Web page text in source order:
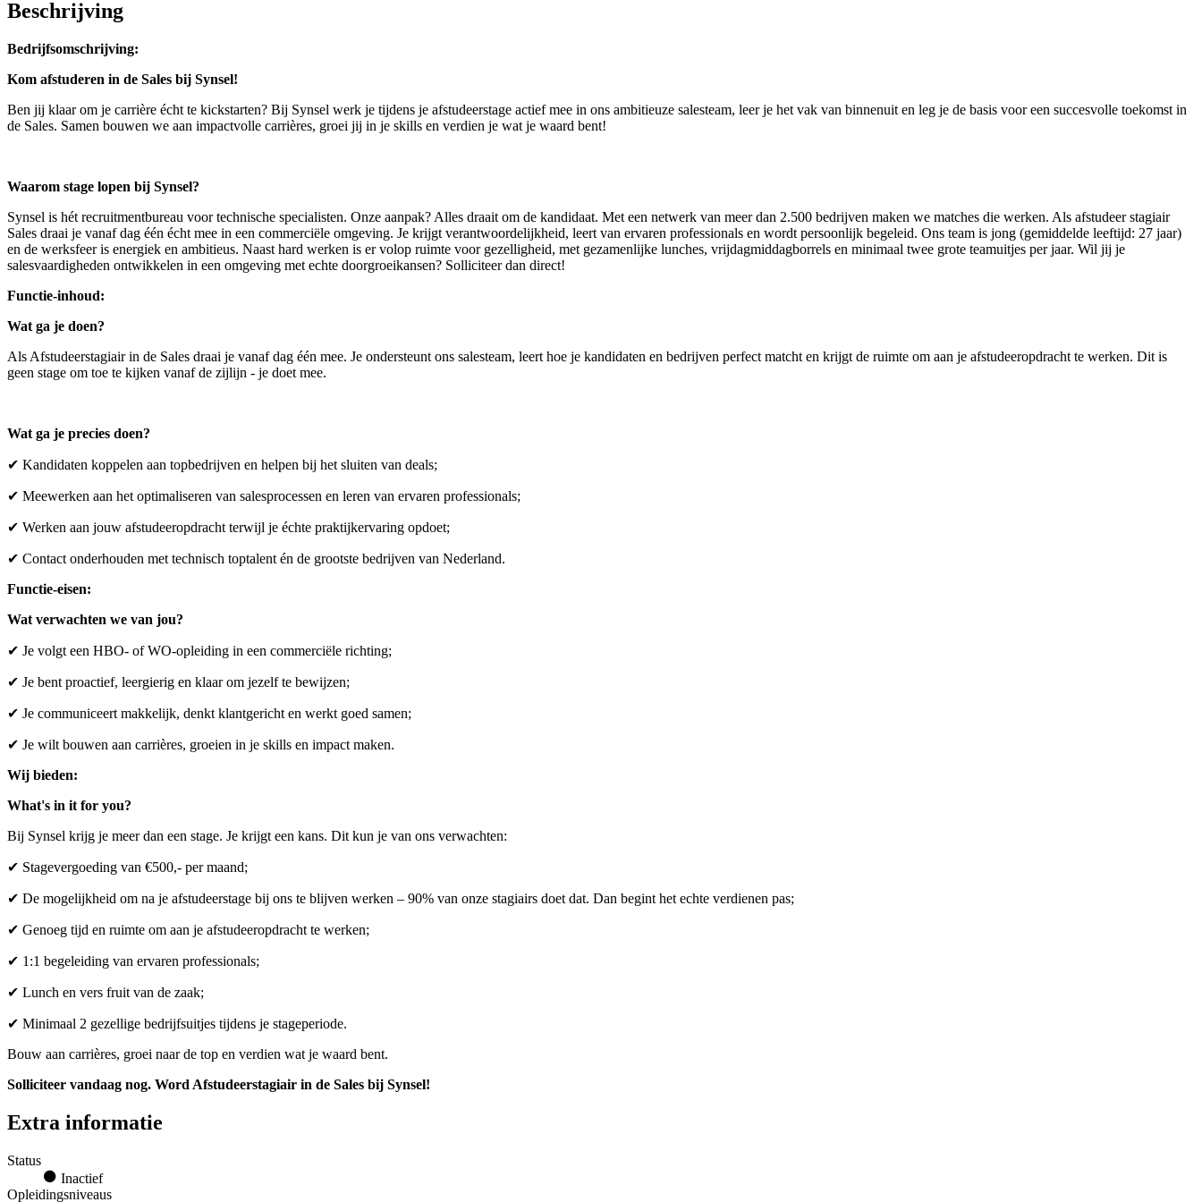
Beschrijving
Bedrijfsomschrijving:
Kom afstuderen in de Sales bij Synsel!
Ben jij klaar om je carrière écht te kickstarten? Bij Synsel werk je tijdens je afstudeerstage actief mee in ons ambitieuze salesteam, leer je het vak van binnenuit en leg je de basis voor een succesvolle toekomst in
de Sales. Samen bouwen we aan impactvolle carrières, groei jij in je skills en verdien je wat je waard bent!
Waarom stage lopen bij Synsel?
Synsel is hét recruitmentbureau voor technische specialisten. Onze aanpak? Alles draait om de kandidaat. Met een netwerk van meer dan 2.500 bedrijven maken we matches die werken. Als afstudeer stagiair
Sales draai je vanaf dag één écht mee in een commerciële omgeving. Je krijgt verantwoordelijkheid, leert van ervaren professionals en wordt persoonlijk begeleid. Ons team is jong (gemiddelde leeftijd: 27 jaar)
en de werksfeer is energiek en ambitieus. Naast hard werken is er volop ruimte voor gezelligheid, met gezamenlijke lunches, vrijdagmiddagborrels en minimaal twee grote teamuitjes per jaar. Wil jij je
salesvaardigheden ontwikkelen in een omgeving met echte doorgroeikansen? Solliciteer dan direct!
Functie-inhoud:
Wat ga je doen?
Als Afstudeerstagiair in de Sales draai je vanaf dag één mee. Je ondersteunt ons salesteam, leert hoe je kandidaten en bedrijven perfect matcht en krijgt de ruimte om aan je afstudeeropdracht te werken. Dit is
geen stage om toe te kijken vanaf de zijlijn - je doet mee.
Wat ga je precies doen?
✔ Kandidaten koppelen aan topbedrijven en helpen bij het sluiten van deals;
✔ Meewerken aan het optimaliseren van salesprocessen en leren van ervaren professionals;
✔ Werken aan jouw afstudeeropdracht terwijl je échte praktijkervaring opdoet;
✔ Contact onderhouden met technisch toptalent én de grootste bedrijven van Nederland.
Functie-eisen:
Wat verwachten we van jou?
✔ Je volgt een HBO- of WO-opleiding in een commerciële richting;
✔ Je bent proactief, leergierig en klaar om jezelf te bewijzen;
✔ Je communiceert makkelijk, denkt klantgericht en werkt goed samen;
✔ Je wilt bouwen aan carrières, groeien in je skills en impact maken.
Wij bieden:
What's in it for you?
Bij Synsel krijg je meer dan een stage. Je krijgt een kans. Dit kun je van ons verwachten:
✔ Stagevergoeding van €500,- per maand;
✔ De mogelijkheid om na je afstudeerstage bij ons te blijven werken – 90% van onze stagiairs doet dat. Dan begint het echte verdienen pas;
✔ Genoeg tijd en ruimte om aan je afstudeeropdracht te werken;
✔ 1:1 begeleiding van ervaren professionals;
✔ Lunch en vers fruit van de zaak;
✔ Minimaal 2 gezellige bedrijfsuitjes tijdens je stageperiode.
Bouw aan carrières, groei naar de top en verdien wat je waard bent.
Solliciteer vandaag nog. Word Afstudeerstagiair in de Sales bij Synsel!
Extra informatie
Status
Inactief
Opleidingsniveaus